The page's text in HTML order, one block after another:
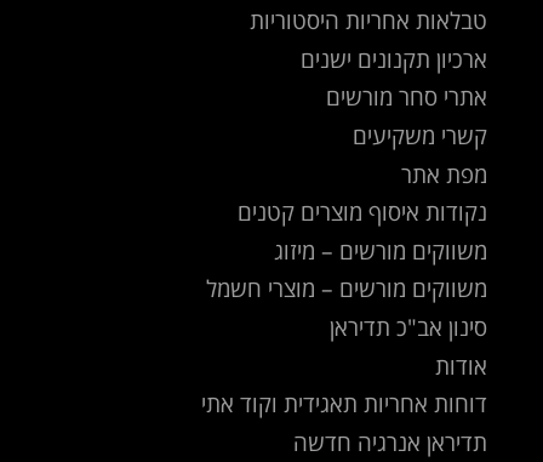
טבלאות אחריות היסטוריות
ארכיון תקנונים ישנים
אתרי סחר מורשים
קשרי משקיעים
מפת אתר
נקודות איסוף מוצרים קטנים
משווקים מורשים – מיזוג
משווקים מורשים – מוצרי חשמל
סינון אב"כ תדיראן
אודות
דוחות אחריות תאגידית וקוד אתי
תדיראן אנרגיה חדשה